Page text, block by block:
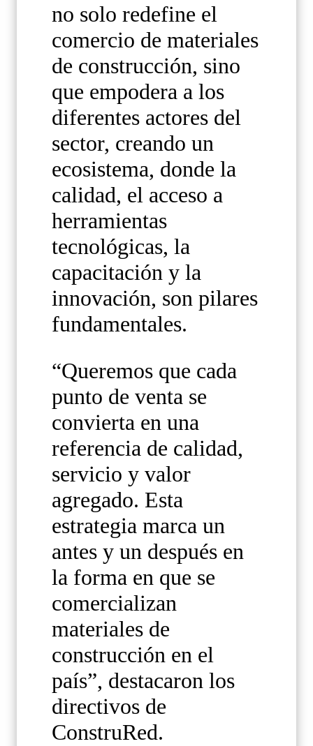
no solo redefine el
comercio de materiales
de construcción, sino
que empodera a los
diferentes actores del
sector, creando un
ecosistema, donde la
calidad, el acceso a
herramientas
tecnológicas, la
capacitación y la
innovación, son pilares
fundamentales.
“Queremos que cada
punto de venta se
convierta en una
referencia de calidad,
servicio y valor
agregado. Esta
estrategia marca un
antes y un después en
la forma en que se
comercializan
materiales de
construcción en el
país”, destacaron los
directivos de
ConstruRed.